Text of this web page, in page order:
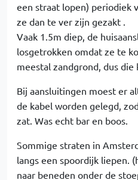
een straat lopen) periodiek
ze dan te ver zijn gezakt .
Vaak 1.5m diep, de
losgetrokken omdat ze te
meestal zandgrond, dus die
Bij aansluitingen moest er
de kabel worden gelegd,
zat. Was echt bar en boos.
Sommige straten in
langs een spoordijk liepen.
naar beneden onder de